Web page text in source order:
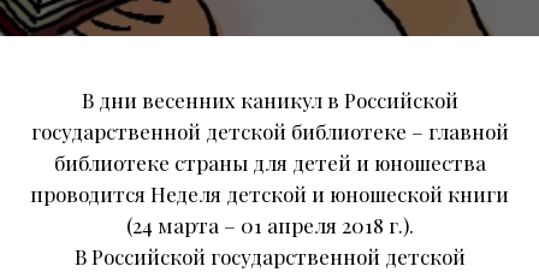
В дни весенних каникул в Российской
государственной детской библиотеке – главной
библиотеке страны для детей и юношества
проводится Неделя детской и юношеской книги
(24 марта – 01 апреля 2018 г.).
В Российской государственной детской